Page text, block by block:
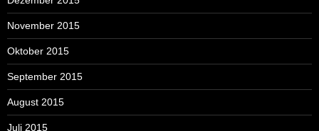
November 2015
Oktober 2015
September 2015
August 2015
Juli 2015